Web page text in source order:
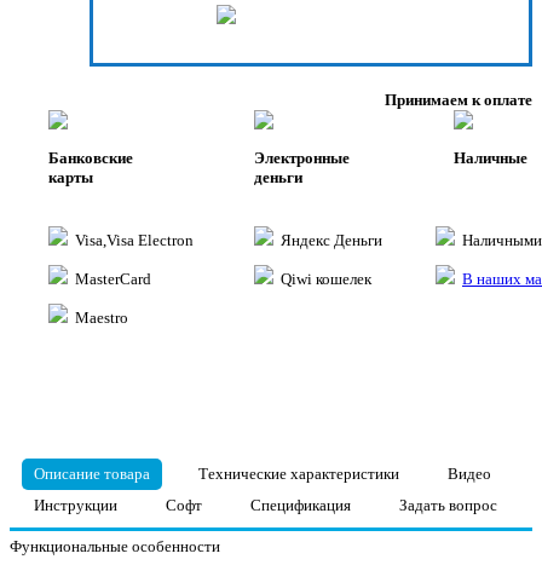
Принимаем к оплате
Банковские
карты
Visa,Visa Electron
MasterCard
Maestro
Электронные
деньги
Яндекс Деньги
Qiwi кошелек
Наличные
В наших
Описание товара Технические характеристики
Видео
Инструкции
Софт Спецификация Задать вопрос
Функциональные особенности